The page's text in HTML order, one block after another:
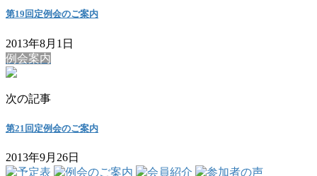
第19回定例会のご案内
2013年8月1日
例会案内
次の記事
第21回定例会のご案内
2013年9月26日